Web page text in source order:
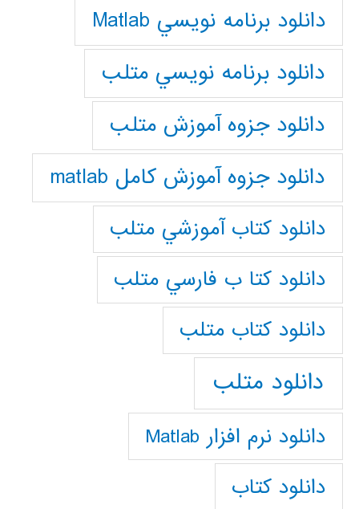
دانلود برنامه نويسي Matlab
دانلود برنامه نويسي متلب
دانلود جزوه آموزش متلب
دانلود جزوه آموزش کامل matlab
دانلود كتاب آموزشي متلب
دانلود كتا ب فارسي متلب
دانلود كتاب متلب
دانلود متلب
دانلود نرم افزار Matlab
دانلود کتاب